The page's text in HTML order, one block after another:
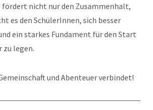
nicht nur den Zusammenhalt,
es den SchülerInnen, sich besser
ein starkes Fundament für den Start
zu legen.
und Abenteuer verbindet!